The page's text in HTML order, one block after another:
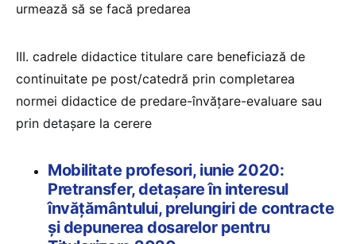
urmează să se facă predarea
III. cadrele didactice titulare care beneficiază de
continuitate pe post/catedră prin completarea
normei didactice de predare-învățare-evaluare sau
prin detașare la cerere
Mobilitate profesori, iunie 2020:
Pretransfer, detaşare în interesul
învăţământului, prelungiri de contracte
şi depunerea dosarelor pentru